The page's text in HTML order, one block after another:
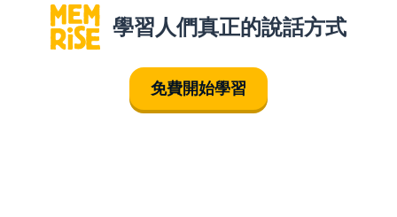
學習人們真正的說話方式
免費開始學習